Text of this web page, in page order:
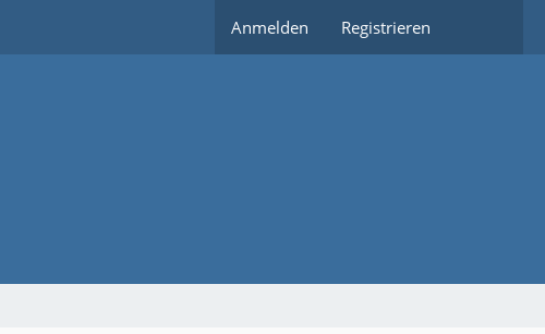
Anmelden Registrieren